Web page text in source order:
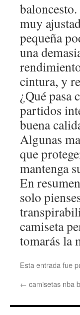
muy
pequeña
una
cintura, y
¿Qué pasa
partidos
buena
Algunas
que
mantenga
En
solo
camiseta
tomarás la
Esta entrada fue
← camisetas nba